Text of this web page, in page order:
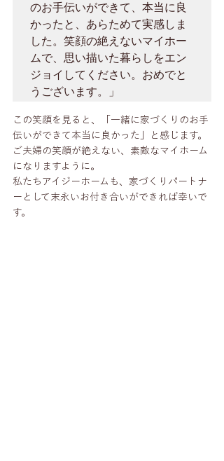
のお手伝いができて、本当に良
かったと、あらためて実感しま
した。笑顔の絶えないマイホー
ムで、思い描いた暮らしをエン
ジョイしてください。おめでと
うございます。」
この笑顔を見ると、「一緒に家づくりのお手
伝いができて本当に良かった」と感じます。
ご夫婦の笑顔が絶えない、素敵なマイホーム
になりますように。
私たちアイジーホームも、家づくりパートナ
ーとして末永いお付き合いができれば幸いで
す。